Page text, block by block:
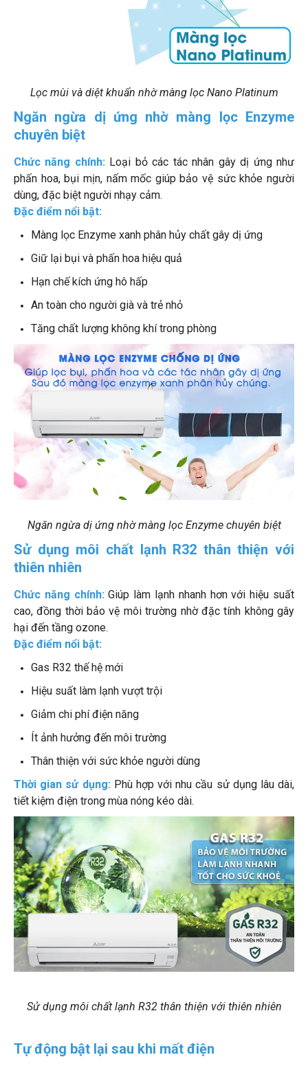
Lọc mùi và diệt khuẩn nhờ màng lọc Nano Platinum
Ngăn ngừa dị ứng nhờ màng lọc Enzyme
chuyên biệt
Chức năng chính: Loại bỏ các tác nhân gây dị ứng như
phấn hoa, bụi mịn, nấm mốc giúp bảo vệ sức khỏe người
dùng, đặc biệt người nhạy cảm.
Đặc điểm nổi bật:
Màng lọc Enzyme xanh phân hủy chất gây dị ứng
Giữ lại bụi và phấn hoa hiệu quả
Hạn chế kích ứng hô hấp
An toàn cho người già và trẻ nhỏ
Tăng chất lượng không khí trong phòng
Ngăn ngừa dị ứng nhờ màng lọc Enzyme chuyên biệt
Sử dụng môi chất lạnh R32 thân thiện với
thiên nhiên
Chức năng chính:Giúp làm lạnh nhanh hơn với hiệu suất
cao, đồng thời bảo vệ môi trường nhờ đặc tính không gây
hại đến tầng ozone.
Đặc điểm nổi bật:
Gas R32 thế hệ mới
Hiệu suất làm lạnh vượt trội
Giảm chi phí điện năng
Ít ảnh hưởng đến môi trường
Thân thiện với sức khỏe người dùng
Thời gian sử dụng: Phù hợp với nhu cầu sử dụng lâu dài,
tiết kiệm điện trong mùa nóng kéo dài.
Sử dụng môi chất lạnh R32 thân thiện với thiên nhiên
Tự động bật lại sau khi mất điện